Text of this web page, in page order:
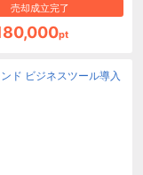
売却成立完了
pt